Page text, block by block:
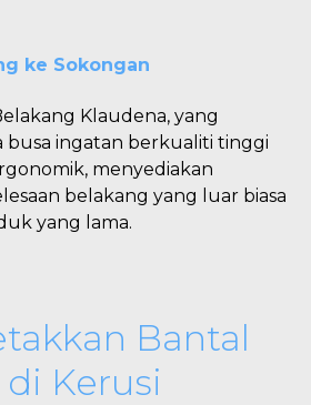
ke Sokongan
Klaudena, yang
busa ingatan berkualiti tinggi
menyediakan
belakang yang luar biasa
yang lama.
Bantal
Kerusi